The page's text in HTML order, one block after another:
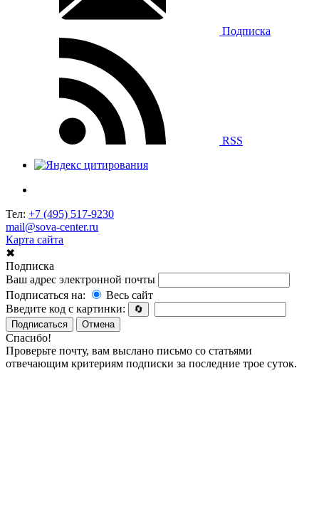
Подписка
RSS
Тел: +7 (495) 517-9230
mail@sova-center.ru
Карта сайта
✖
Подписка
Ваш адрес электронной почты
Подписаться на:
Весь сайт
Введите код с картинки:
🔄
Подписаться
Отмена
Спасибо!
Проверьте почту, вам выслано письмо со статьями
отвечающим критериям подписки за последние трое суток.